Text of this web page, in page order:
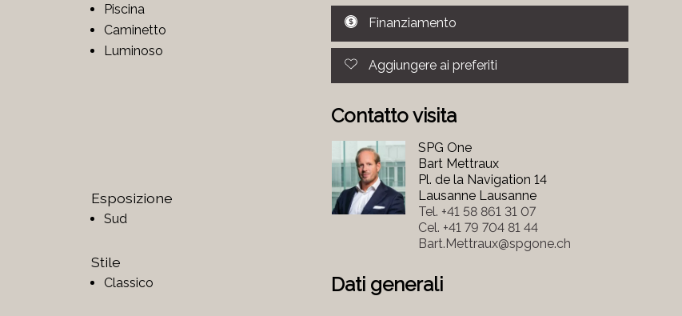
Piscina
Caminetto
Luminoso
Esposizione
Sud
Stile
Classico
Finanziamento
Aggiungere ai preferiti
Contatto visita
SPG One
Bart Mettraux
Pl. de la Navigation 14
Lausanne Lausanne
Tel. +41 58 861 31 07
Cel. +41 79 704 81 44
Bart.Mettraux@spgone.ch
Dati generali